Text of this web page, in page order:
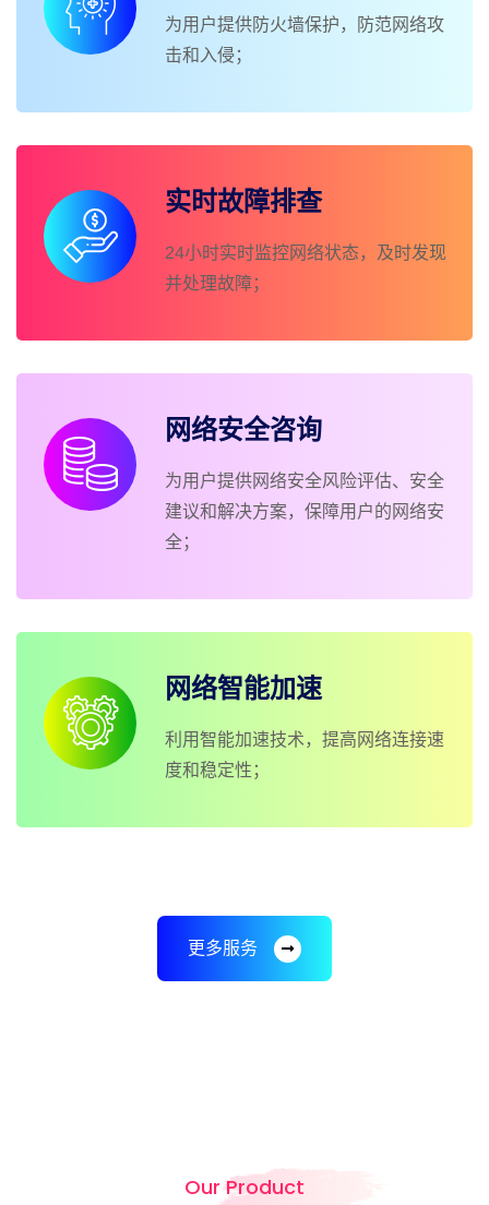
为用户提供防火墙保护，防范网络攻
击和入侵；
实时故障排查
24小时实时监控网络状态，及时发现
并处理故障；
网络安全咨询
为用户提供网络安全风险评估、安全
建议和解决方案，保障用户的网络安
全；
网络智能加速
利用智能加速技术，提高网络连接速
度和稳定性；
更多服务
Our Product